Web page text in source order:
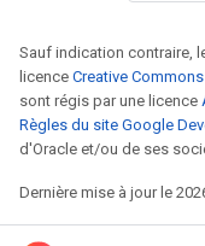
Sauf indication contraire,
licence Creative
sont régis par une licence
Règles du site Google
d'Oracle et/ou de ses
Dernière mise à jour le